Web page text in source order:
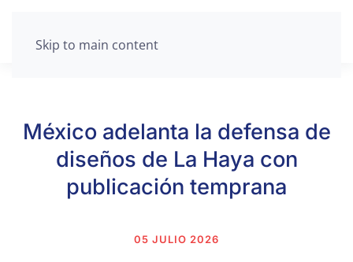
Skip to main content
México adelanta la defensa de
diseños de La Haya con
publicación temprana
05 JULIO 2026